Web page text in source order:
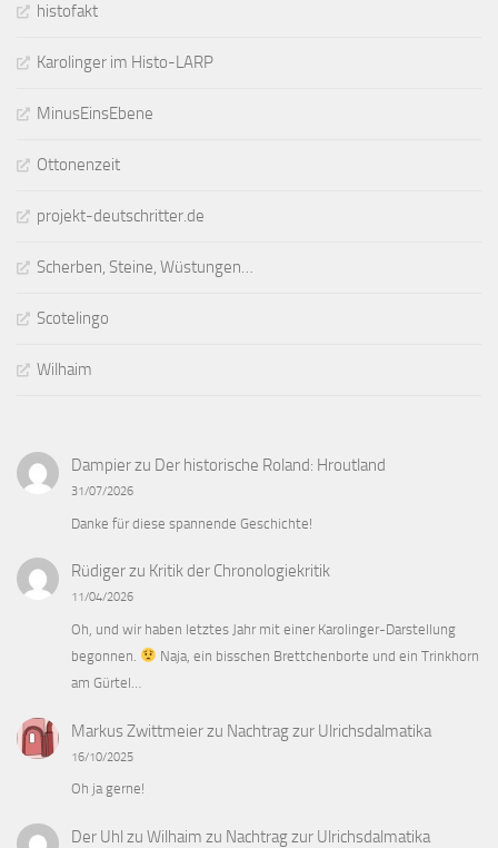
histofakt
Karolinger im Histo-LARP
MinusEinsEbene
Ottonenzeit
projekt-deutschritter.de
Scherben, Steine, Wüstungen…
Scotelingo
Wilhaim
Dampierzu Der historische Roland: Hroutland
31/07/2026
Danke für diese spannende Geschichte!
Rüdigerzu Kritik der Chronologiekritik
11/04/2026
Oh, und wir haben letztes Jahr mit einer Karolinger-Darstellung
begonnen.
Naja, ein bisschen Brettchenborte und ein Trinkhorn
am Gürtel…
Markus Zwittmeierzu Nachtrag zur Ulrichsdalmatika
16/10/2025
Oh ja gerne!
Der Uhl zu Wilhaim zu Nachtrag zur Ulrichsdalmatika